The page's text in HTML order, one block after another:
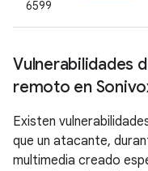
6599
Vulnerabilidades
remoto en
Existen
que un atacante,
multimedia creado